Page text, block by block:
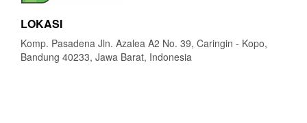
LOKASI
Komp. Pasadena Jln. Azalea A2 No. 39, Caringin - Kopo,
Bandung 40233, Jawa Barat, Indonesia